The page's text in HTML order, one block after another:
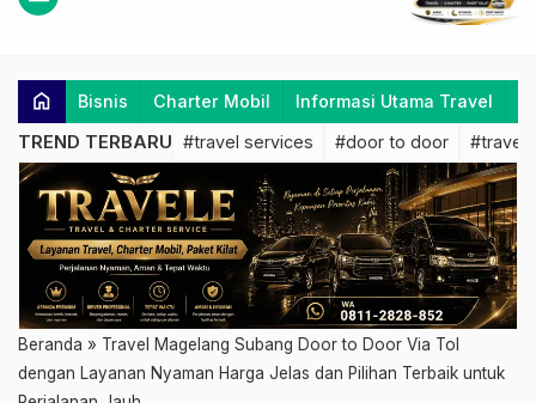
home Bisnis Charter Mobil Informasi Utama Travel
TREND TERBARU #travel services #door to door #travel
Beranda » Travel Magelang Subang Door to Door Via Tol
dengan Layanan Nyaman Harga Jelas dan Pilihan Terbaik untuk